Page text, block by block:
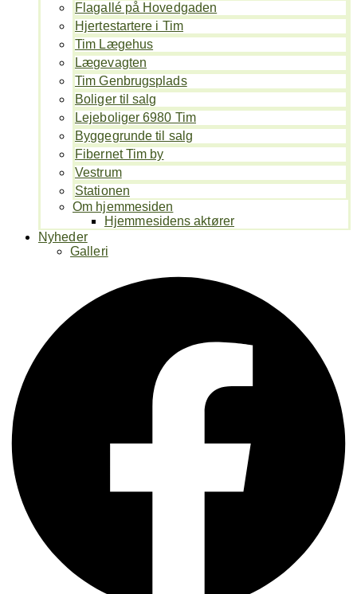
Flagallé på Hovedgaden
Hjertestartere i Tim
Tim Lægehus
Lægevagten
Tim Genbrugsplads
Boliger til salg
Lejeboliger 6980 Tim
Byggegrunde til salg
Fibernet Tim by
Vestrum
Stationen
Om hjemmesiden
Hjemmesidens aktører
Nyheder
Galleri